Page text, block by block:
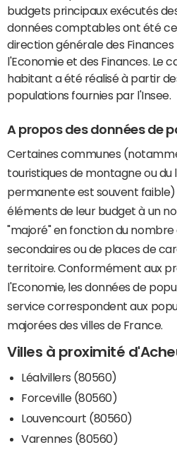
budgets principaux exécutés
données comptables ont été
direction générale des
l'Economie et des Finances. Le
habitant a été réalisé à partir
populations fournies par l'Insee.
A propos des données de
Certaines communes
touristiques de montagne ou
permanente est souvent
éléments de leur budget à un
"majoré" en fonction du nombre
secondaires ou de places de
territoire. Conformément aux
l'Economie, les données de
service correspondent aux
majorées des villes de France.
Villes à proximité
Léalvillers (80560)
Forceville (80560)
Louvencourt (80560)
Varennes (80560)